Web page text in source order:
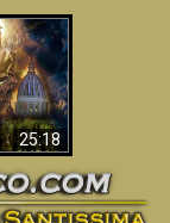
25:18
previsto
Papa?